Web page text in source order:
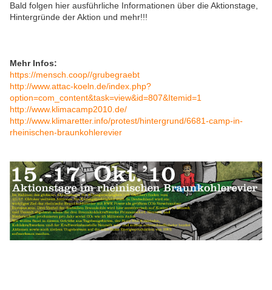
Bald folgen hier ausführliche Informationen über die Aktionstage,
Hintergründe der Aktion und mehr!!!
Mehr Infos:
https://mensch.coop//grubegraebt
http://www.attac-koeln.de/index.php?
option=com_content&task=view&id=807&Itemid=1
http://www.klimacamp2010.de/
http://www.klimaretter.info/protest/hintergrund/6681-camp-in-
rheinischen-braunkohlerevier